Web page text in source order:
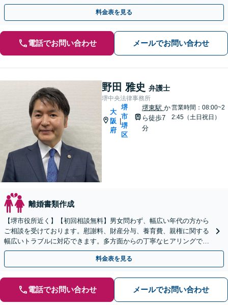
【リーズナブルな料金設定】
料金表を見る
電話でお問い合わせ メールでお問い合わせ
野田 雅史 弁護士
堺中央法律事務所
大
阪
府
堺
市
堺
区
堺東駅 か
ら徒歩7
分
営業時間：08:00~2
2:45（土日祝日）
離婚書類作成
【堺市役所近く】【初回相談無料】男女問わず、幅広い年代の方から
ご相談を受けております。慰謝料、財産分与、養育費、親権に関する
幅広いトラブルに対応できます。多方面からの丁寧なヒアリングで証
拠を見つけ出し、有利な解決を目指します。
料金表を見る
電話でお問い合わせ メールでお問い合わせ